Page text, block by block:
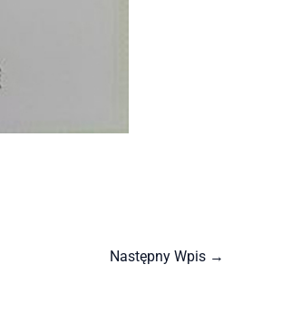
Następny Wpis →